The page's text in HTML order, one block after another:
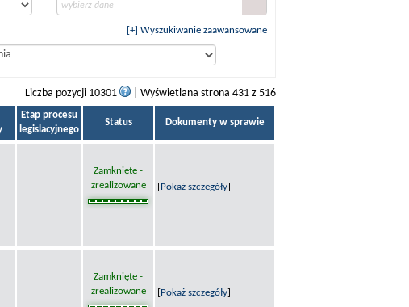
wybierz dane
[+] Wyszukiwanie zaawansowane
Liczba pozycji 10301 | Wyświetlana strona 431 z 516
Etap procesu
legislacyjnego
Status Dokumenty w sprawie
Zamknięte -
zrealizowane
Pokaż szczegóły
Zamknięte -
zrealizowane
Pokaż szczegóły